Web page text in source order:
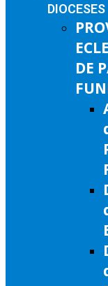
DIOCESES
DE